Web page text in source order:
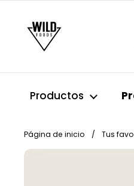
Productos
Página de inicio / Tus